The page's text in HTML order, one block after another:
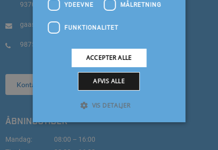
9370 Hals
gaaser.auto@mail.dk
98753333
Kontakt
ÅBNINGSTIDER
Mandag:
08:00 – 16:00
YDEEVNE MÅLRETNING
FUNKTIONALITET
ACCEPTER ALLE
AFVIS ALLE
VIS DETALJER